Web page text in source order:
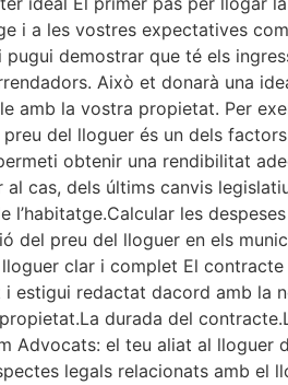
i a les vostres expectatives
demostrar que té els
Això et donarà una
amb la vostra propietat. Per
del lloguer és un dels
obtenir una rendibilitat
cas, dels últims canvis
les
preu del lloguer en els
clar i complet El
estigui redactat dacord amb la
durada del
Advocats: el teu aliat al
legals relacionats amb el